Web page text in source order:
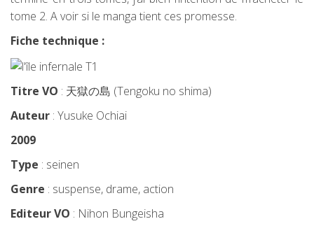
tome 2. A voir si le manga tient ces promesse.
Fiche technique :
Titre VO : 天獄の島 (Tengoku no shima)
Auteur : Yusuke Ochiai
2009
Type : seinen
Genre : suspense, drame, action
Editeur VO : Nihon Bungeisha